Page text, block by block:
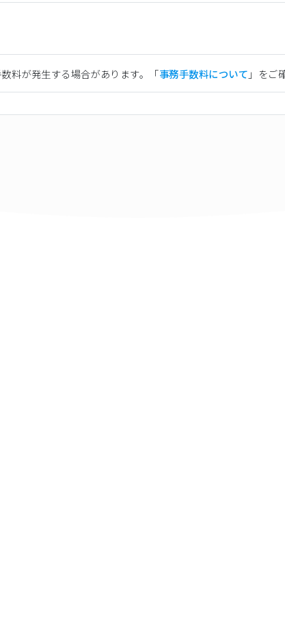
料が発生する場合があります。「事務手数料について 」をご